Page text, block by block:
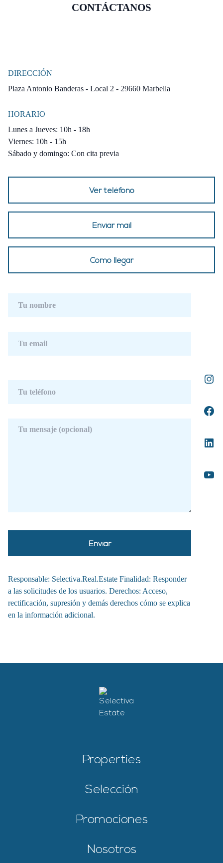
CONTÁCTANOS
DIRECCIÓN
Plaza Antonio Banderas - Local 2 - 29660 Marbella
HORARIO
Lunes a Jueves: 10h - 18h
Viernes: 10h - 15h
Sábado y domingo: Con cita previa
Ver teléfono
Enviar mail
Como llegar
Responsable: Selectiva.Real.Estate Finalidad: Responder
a las solicitudes de los usuarios. Derechos: Acceso,
rectificación, supresión y demás derechos cómo se explica
en la información adicional.
Properties
Selección
Promociones
Nosotros